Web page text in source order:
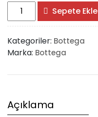
Bottega
Veneta
The
Pouch
Mini
adet
Sepete Ekle
Kategoriler: Bottega
Marka: Bottega
Açıklama